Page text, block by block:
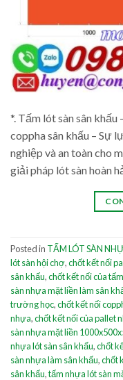
*. Tấm lót sàn sân khấu
coppha sân khấu – Sự
nghiệp và an toàn cho
giải pháp lót sàn hoàn
Posted in TẤM LÓT SÀN
lót sàn hội chợ,chốt kết nối
sân khấu,chốt kết nối của
sàn nhựa mặt liền làm sân
trường học,chốt kết nối
nhựa,chốt kết nối của pallet
sàn nhựa mặt liền
nhựa lót sàn sân khấu,chốt
sàn nhựa làm sân khấu,chốt
sân khấu,tấm nhựa lót sàn